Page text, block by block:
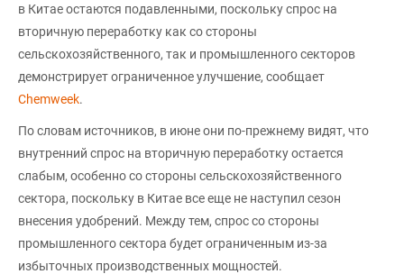
в Китае остаются подавленными, поскольку спрос на
вторичную переработку как со стороны
сельскохозяйственного, так и промышленного секторов
демонстрирует ограниченное улучшение, сообщает
Chemweek.
По словам источников, в июне они по-прежнему видят, что
внутренний спрос на вторичную переработку остается
слабым, особенно со стороны сельскохозяйственного
сектора, поскольку в Китае все еще не наступил сезон
внесения удобрений. Между тем, спрос со стороны
промышленного сектора будет ограниченным из-за
избыточных производственных мощностей.